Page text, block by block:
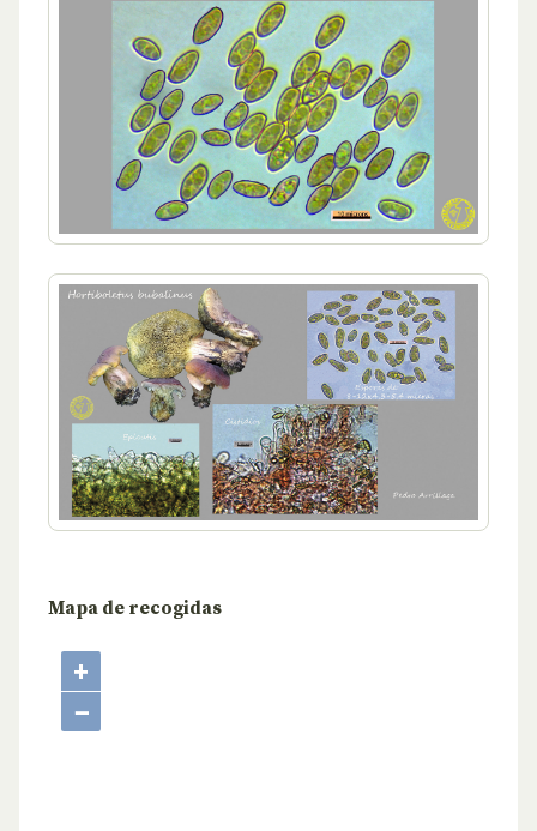
Mapa de recogidas
+
−